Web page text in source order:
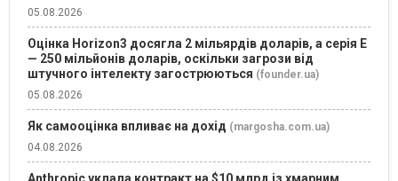
05.08.2026
Оцінка Horizon3 досягла 2 мільярдів доларів, а серія E
— 250 мільйонів доларів, оскільки загрози від
штучного інтелекту загострюються (founder.ua)
05.08.2026
Як самооцінка впливає на дохід (margosha.com.ua)
04.08.2026